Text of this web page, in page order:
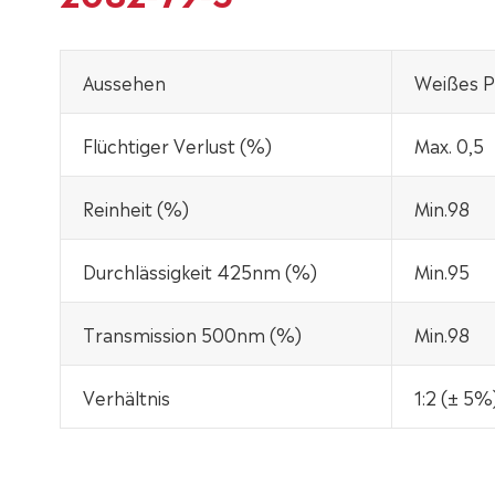
Aussehen Weißes
Flüchtiger Verlust (%) Max. 0,5
Reinheit (%) Min.98
Durchlässigkeit 425nm (%) Min.95
Transmission 500nm (%) Min.98
Verhältnis 1:2 (±